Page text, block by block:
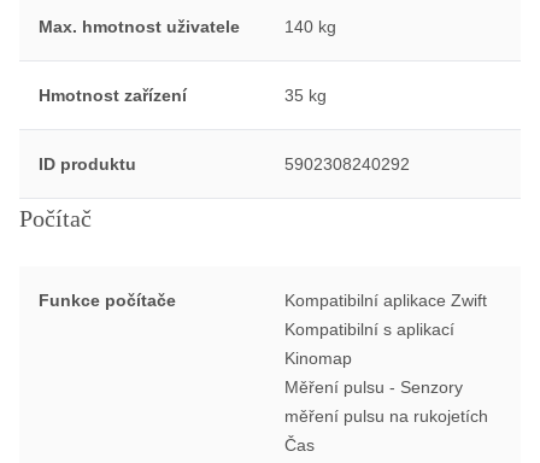
Max. hmotnost uživatele 140 kg
Hmotnost zařízení 35 kg
ID produktu 5902308240292
Počítač
Funkce počítače
Kompatibilní aplikace Zwift
Kompatibilní s aplikací
Kinomap
Měření pulsu - Senzory
měření pulsu na rukojetích
Čas